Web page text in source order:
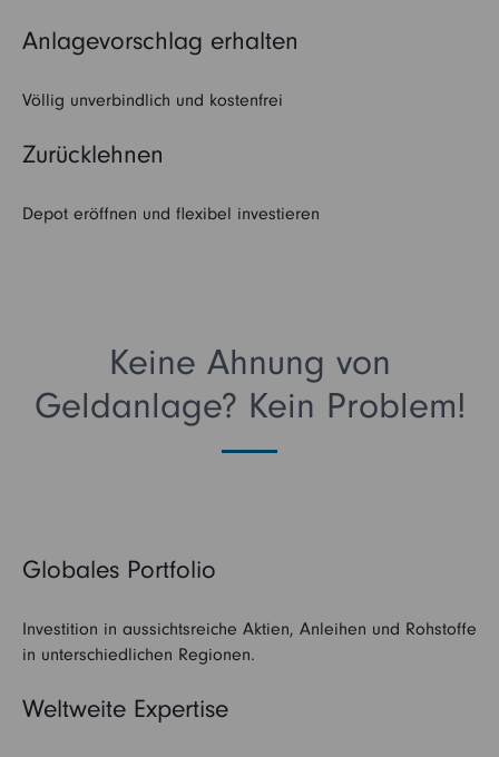
Anlagevorschlag erhalten
Völlig unverbindlich und kostenfrei
Zurücklehnen
Depot eröffnen und flexibel investieren
Keine Ahnung von
Geldanlage? Kein Problem!
Globales Portfolio
Investition in aussichtsreiche Aktien, Anleihen und Rohstoffe
in unterschiedlichen Regionen.
Weltweite Expertise